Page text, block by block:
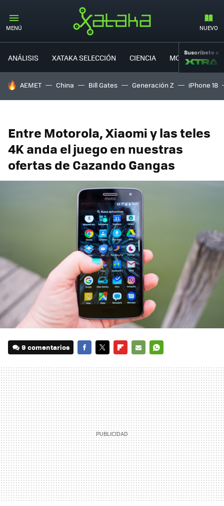
MENÚ NUEVO
ANÁLISIS XATAKA SELECCIÓN CIENCIA MOVILIDAD
Suscríbete a
HOY SE HABLA DE
AEMET China Bill Gates Generación Z iPhone 18
Entre Motorola, Xiaomi y las teles
4K anda el juego en nuestras
ofertas de Cazando Gangas
9 comentarios
MAIL